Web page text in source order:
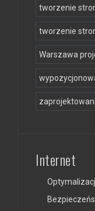
tworzenie
tworzenie
Warszawa
Internet